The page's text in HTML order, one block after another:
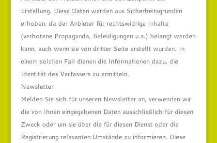
Erstellung. Diese Daten werden aus Sicherheitsgründen
erhoben, da der Anbieter für rechtswidrige Inhalte
(verbotene Propaganda, Beleidigungen u.a.) belangt werden
kann, auch wenn sie von dritter Seite erstellt wurden. In
einem solchen Fall dienen die Informationen dazu, die
Identität des Verfassers zu ermitteln.
Newsletter
Melden Sie sich für unseren Newsletter an, verwenden wir
die von Ihnen eingegebenen Daten ausschließlich für diesen
Zweck oder um sie über die für diesen Dienst oder die
Registrierung relevanten Umstände zu informieren. Diese